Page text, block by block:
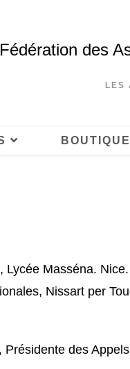
Fédération des
LES
BOUTIQUE
Masséna.
Nissart per
des